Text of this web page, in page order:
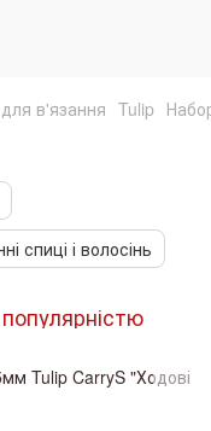
в'язання Tulip
спиці і волосінь